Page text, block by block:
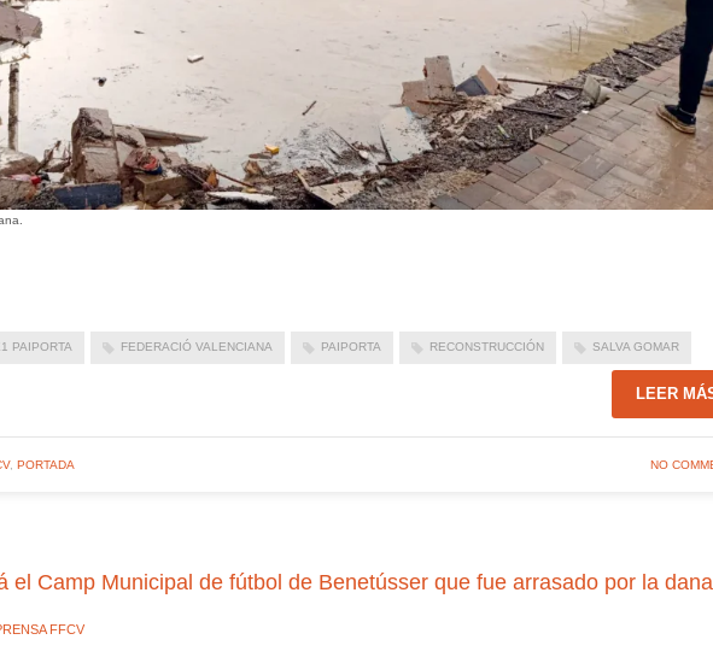
PAIPORTA FEDERACIÓ VALENCIANA PAIPORTA RECONSTRUCCIÓN SALVA GOMAR
LEER
, PORTADA NO
el Camp Municipal de fútbol de Benetússer que fue arrasado por la dana
FFCV